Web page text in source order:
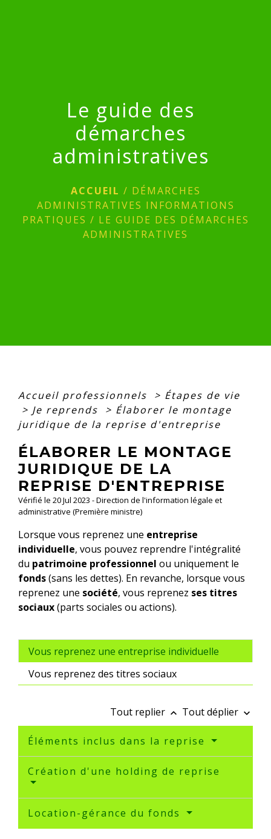
Le guide des
démarches
administratives
ACCUEIL / DÉMARCHES
ADMINISTRATIVES INFORMATIONS
PRATIQUES / LE GUIDE DES DÉMARCHES
ADMINISTRATIVES
Accueil professionnels > Étapes de vie
> Je reprends > Élaborer le montage
juridique de la reprise d'entreprise
ÉLABORER LE MONTAGE
JURIDIQUE DE LA
REPRISE D'ENTREPRISE
Vérifié le 20 Jul 2023 - Direction de l'information légale et
administrative (Première ministre)
Lorsque vous reprenez une entreprise
individuelle, vous pouvez reprendre l'intégralité
du patrimoine professionnel ou uniquement le
fonds(sans les dettes). En revanche, lorsque vous
reprenez une société, vous reprenez ses titres
sociaux(parts sociales ou actions).
Vous reprenez une entreprise individuelle
Vous reprenez des titres sociaux
Tout replier keyboard_arrow_up Tout déplier keyboard_arrow_down
Éléments inclus dans la reprise
Création d'une holding de reprise
Location-gérance du fonds